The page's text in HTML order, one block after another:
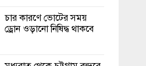
চার কারণে ভোটের সময়
ড্রোন ওড়ানো নিষিদ্ধ থাকবে